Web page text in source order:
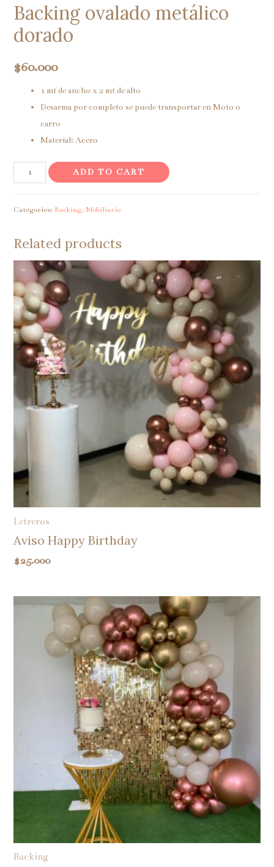
Backing ovalado metálico
dorado
$60.000
1 mt de ancho x 2 mt de alto
Desarma por completo se puede transportar en Moto o
carro
Material: Acero
Backing
ovalado
ADD TO CART
Categories: Backing,Mobiliario
Related products
Letreros
Aviso Happy Birthday
$25.000
Backing